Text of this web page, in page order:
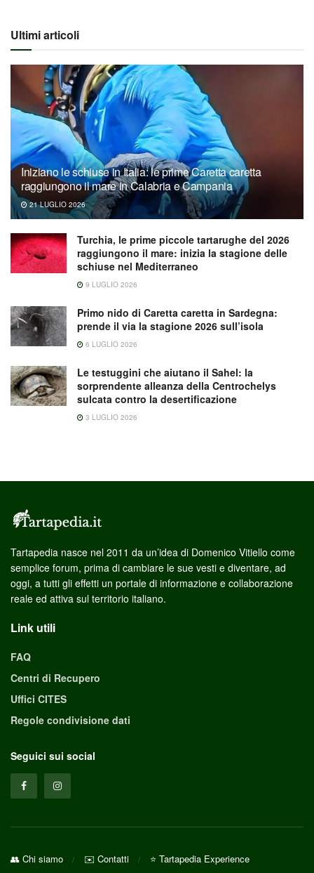
Ultimi articoli
Iniziano le schiuse in Italia: le prime Caretta caretta
raggiungono il mare in Calabria e Campania
21 LUGLIO 2026
Turchia, le prime piccole tartarughe del 2026
raggiungono il mare: inizia la stagione delle
schiuse nel Mediterraneo
9 LUGLIO 2026
Primo nido di Caretta caretta in Sardegna:
prende il via la stagione 2026 sull’isola
6 LUGLIO 2026
Le testuggini che aiutano il Sahel: la
sorprendente alleanza della Centrochelys
sulcata contro la desertificazione
3 LUGLIO 2026
Tartapedia nasce nel 2011 da un’idea di Domenico Vitiello come
semplice forum, prima di cambiare le sue vesti e diventare, ad
oggi, a tutti gli effetti un portale di informazione e collaborazione
reale ed attiva sul territorio italiano.
Link utili
FAQ
Centri di Recupero
Uffici CITES
Regole condivisione dati
Seguici sui social
👥 Chi siamo ✉️ Contatti ⭐ Tartapedia Experience